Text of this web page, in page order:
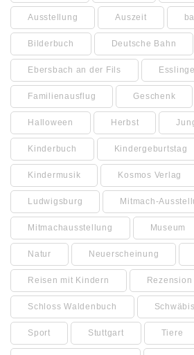
Ausstellung Auszeit
Bilderbuch Deutsche Bahn
Ebersbach an der Fils
Familienausflug Geschenk
Halloween Herbst
Kinderbuch Kindergeburtstag
Kindermusik Kosmos Verlag
Ludwigsburg Mitmach-
Mitmachausstellung Museum
Natur Neuerscheinung
Reisen mit Kindern Rezension
Schloss Waldenbuch
Sport Stuttgart Tiere